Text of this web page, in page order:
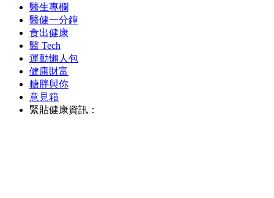
醫生專欄
醫健一分鐘
食出健康
醫 Tech
運動懶人包
健康財富
糖胖與你
意見箱
緊貼健康資訊：